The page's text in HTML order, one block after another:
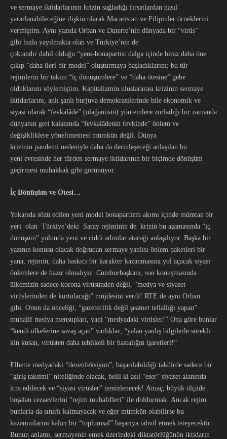
ve sermaye iktidarlarının krizin sağladığı fırsatlardan nasıl
yararlanabileceğine ilişkin olarak Macaristan ve Filipinler örneklerini
vermiştim. Aynı yazıda Orban ve Duterte’nin dünyada bir “virüs”
gibi hızla yayılmakta olan ve Türkiye’nin de
çoktandır dahil olduğu “yeni-bonapartist dalga içinde biraz daha öne
çıkıp “daha ileri bir model” oluşturmaya başladıklarını; bu tür
rejimlerin bir takım “iç dönüşümlere” ve “daha ötesine” gebe
olduklarını söylemiştim. Kapitalizmin uluslararası krizinin sermaye
iktidarlarını, anlı şanlı burjuva demokrasilerinde bile ekonomik ve
siyasi olarak “fevkalâde” (olağanüstü) yöntemlere zorladığı bir zamanda
dünyanın geri kalanında “fevkalâdenin fevkinde” önlem ve
değişikliklere yöneltmemesi mümkün değil. Dünya
krizinin pandemi nedeniyle daha da derinleşeceği anlaşılan bu
yeni evresinde her türden sermaye iktidarının bir biçimde dönüşüm
geçirmesi muhakkak gibi görünüyor.
İç Dönüşüm ve Ötesi…
Yukarıda sözü edilen yeni model bonapartizm akımı içinde mümtaz bir
yeri olan Türkiye’deki Saray rejiminin de krizin bu aşamasında “iç
dönüşüm” yolunda yeni ve ciddi adımlar atacağı anlaşılıyor. Başka bir
yazının konusu olacak doğrudan sermaye yanlısı önlem paketleri bir
yana, rejimin, daha baskıcı bir karakter kazanmasına yol açacak siyasi
önlemlere de hazır olmalıyız. Cumhurbaşkanı, son konuşmasında
ülkemizin sadece korona virüsünden değil, “medya ve siyaset
virüslerinden de kurtulacağı” müjdesini verdi! RTE de aynı Orban
gibi. Onun da önceliği, “gazetecilik değil şeamet tellallığı yapan”
muhalif medya mensupları, yani “medyadaki virüsler!” Ona göre bunlar
“kendi ülkelerine savaş açan” varlıklar; “yalan yanlış bilgilerle sürekli
kin kusan, virüsten daha tehlikeli bir hastalığın işaretleri!”
Elbette medyadaki “dezenfeksiyon”, başarılabildiği takdirde sadece bir
“giriş taksimi” niteliğinde olacak, belli ki asıl “eser” siyaset alanında
icra edilecek ve “siyasi virüsler” temizlenecek! Amaç, büyük ölçüde
boşalan cezaevlerini “rejim muhalifleri” ile doldurmak. Ancak rejim
bunlarla da sınırlı kalmayacak ve eğer mümkün olabilirse bu
kazanımlarını kalıcı bir “toplumsal” başarıya tahvil etmek isteyecektir.
Bunun anlamı, sermayenin emek üzerindeki diktatörlüğünün iktidarın